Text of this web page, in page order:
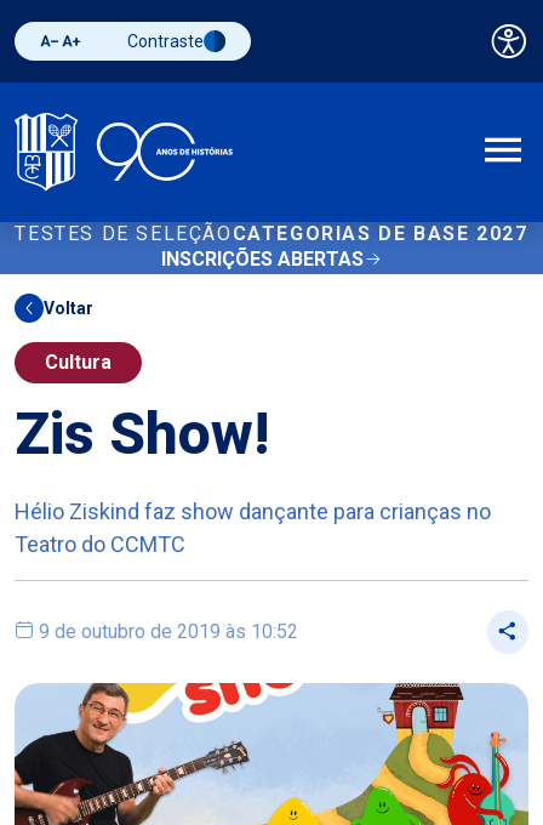
Diminuir fonte
Aumentar fonteAlternar contraste
Contraste
TESTES DE SELEÇÃO CATEGORIAS DE BASE 2027
INSCRIÇÕES ABERTAS
Voltar
Cultura
Zis Show!
Hélio Ziskind faz show dançante para crianças no
Teatro do CCMTC
9 de outubro de 2019 às 10:52